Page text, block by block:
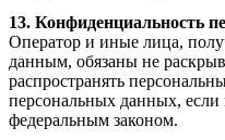
13. Конфиденциальность
Оператор и иные лица,
данным, обязаны не
распространять
персональных данных, если
федеральным законом.